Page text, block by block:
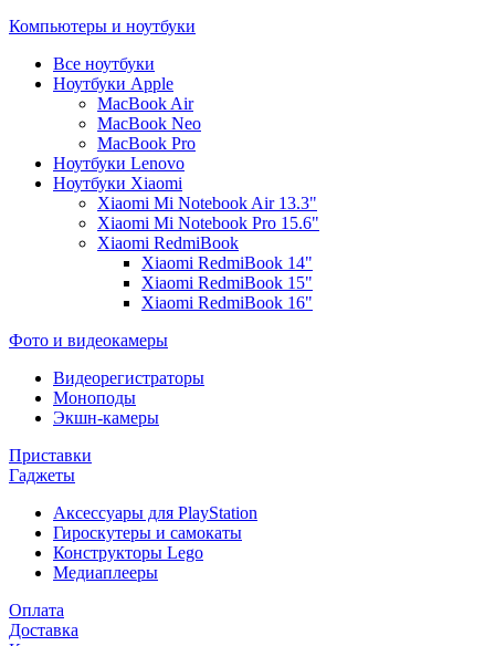
Компьютеры и ноутбуки
Все ноутбуки
Ноутбуки Apple
MacBook Air
MacBook Neo
MacBook Pro
Ноутбуки Lenovo
Ноутбуки Xiaomi
Xiaomi Mi Notebook Air 13.3"
Xiaomi Mi Notebook Pro 15.6"
Xiaomi RedmiBook
Xiaomi RedmiBook 14"
Xiaomi RedmiBook 15"
Xiaomi RedmiBook 16"
Фото и видеокамеры
Видеорегистраторы
Моноподы
Экшн-камеры
Приставки
Гаджеты
Аксессуары для PlayStation
Гироскутеры и самокаты
Конструкторы Lego
Медиаплееры
Оплата
Доставка